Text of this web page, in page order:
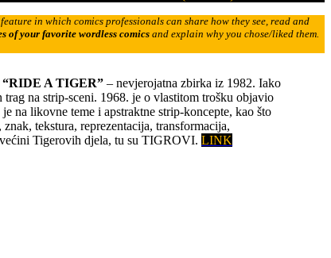
in which comics professionals can share how they see, read and
of your favorite wordless comics and explain why you chose/liked them.
A TIGER”– nevjerojatna zbirka iz 1982. Iako
trag na strip-sceni. 1968. je o vlastitom trošku objavio
na likovne teme i apstraktne strip-koncepte, kao što
tekstura, reprezentacija, transformacija,
Tigerovih djela, tu su TIGROVI.LINK